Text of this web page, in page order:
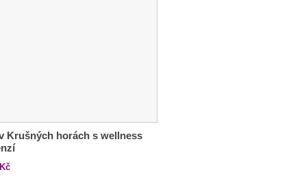
Krušných horách s wellness
Kč